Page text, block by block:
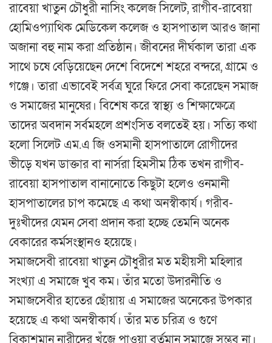
রাবেয়া খাতুন চৌধুরী নাসিং কলেজ সিলেট, রাগীব-রাবেয়া
হোমিওপ্যাথিক মেডিকেল কলেজ ও হাসপাতাল আরও জানা
অজানা বহু নাম করা প্রতিষ্ঠান। জীবনের দীর্ঘকাল তারা এক
সাথে চষে বেড়িয়েছেন দেশে বিদেশে শহরে বন্দরে, গ্রামে ও
গঞ্জে। তারা এভাবেই সর্বত্র ঘুরে ফিরে সেবা করেছেন সমাজ
ও সমাজের মানুষের। বিশেষ করে স্বাস্থ্য ও শিক্ষাক্ষেত্রে
তাদের অবদান সর্বমহলে প্রশংসিত বলতেই হয়। সত্যি কথা
হলো সিলেট এম.এ জি ওসমানী হাসপাতালে রোগীদের
ভীড়ে যখন ডাক্তার বা নার্সরা হিমসীম ঠিক তখন রাগীব-
রাবেয়া হাসপাতাল বানানোতে কিছুটা হলেও ওনমানী
হাসপাতালের চাপ কমেছে এ কথা অনস্বীকার্য। গরীব-
দুঃখীদের যেমন সেবা প্রদান করা হচ্ছে তেমনি অনেক
বেকারের কর্মসংস্থানও হয়েছে।
সমাজসেবী রাবেয়া খাতুন চৌধুরীর মত মহীয়সী মহিলার
সংখ্যা এ সমাজে খুব কম। তাঁর মতো উদারনীতি ও
সমাজসেবীর হাতের ছোঁয়ায় এ সমাজের অনেকের উপকার
হয়েছে এ কথা অনস্বীকার্য। তাঁর মত চরিত্র ও গুণে